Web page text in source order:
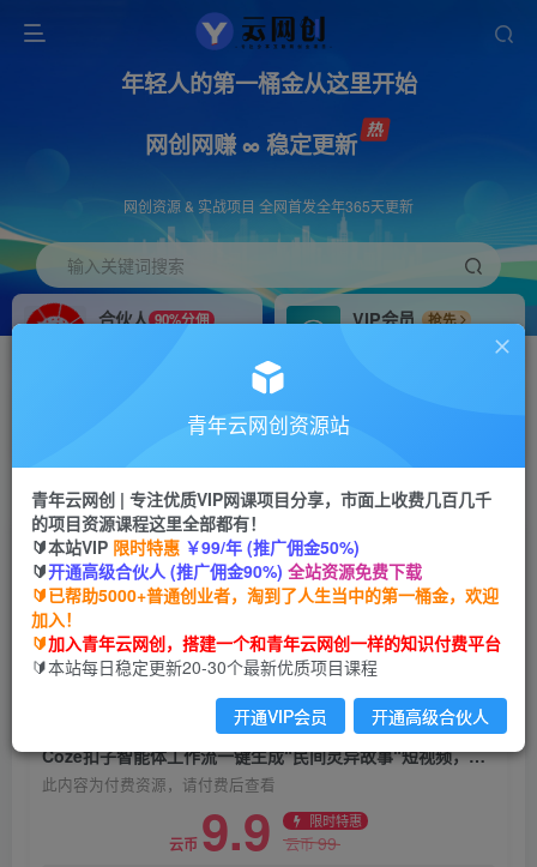
年轻人的第一桶金从这里开始
网创网赚 ∞ 稳定更新
网创资源 & 实战项目 全网首发全年365天更新
输入关键词搜索
合伙人 90%分佣
VIP会员
抢先
搭建同款网站，自己当老板
首页 创业课程 会员免费 正文
Coze扣子智能体工作流一键生成“民间灵异故事
“短视频，全流程保姆级教学
青年云网创
9个月前发布
关注 私信
Coze扣子智能体工作流一键生成“民间灵异故事“短视频，全流程保姆级教学
此内容为付费资源，请付费后查看
云币 9.9 限时特惠
云币99
青年云网创资源站
青年云网创 | 专注优质VIP网课项目分享，市面上收费几百几千
的项目资源课程这里全部都有！
🔰本站VIP 限时特惠 ￥99/年 (推广佣金50%)
🔰开通高级合伙人 (推广佣金90%) 全站资源免费下载
🔰已帮助5000+普通创业者，淘到了人生当中的第一桶金，欢迎
加入！
🔰加入青年云网创，搭建一个和青年云网创一样的知识付费平台
🔰本站每日稳定更新20-30个最新优质项目课程
开通VIP会员 开通高级合伙人